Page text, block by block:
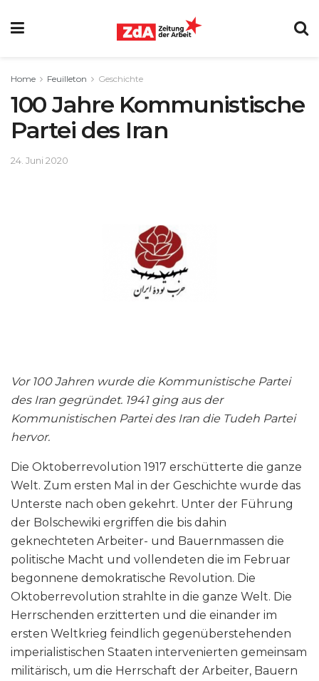
Home Feuilleton Geschichte
100 Jahre Kommunistische
Partei des Iran
24. Juni 2020
Vor 100 Jahren wurde die Kommunistische Partei
des Iran gegründet. 1941 ging aus der
Kommunistischen Partei des Iran die Tudeh Partei
hervor.
Die Oktoberrevolution 1917 erschütterte die ganze
Welt. Zum ersten Mal in der Geschichte wurde das
Unterste nach oben gekehrt. Unter der Führung
der Bolschewiki ergriffen die bis dahin
geknechteten Arbeiter- und Bauernmassen die
politische Macht und vollendeten die im Februar
begonnene demokratische Revolution. Die
Oktoberrevolution strahlte in die ganze Welt. Die
Herrschenden erzitterten und die einander im
ersten Weltkrieg feindlich gegenüberstehenden
imperialistischen Staaten intervenierten gemeinsam
militärisch, um die Herrschaft der Arbeiter, Bauern